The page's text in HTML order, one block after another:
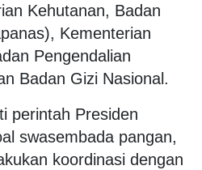
Kehutanan, Badan
Kementerian
Pengendalian
Badan Gizi Nasional.
perintah Presiden
swasembada pangan,
koordinasi dengan